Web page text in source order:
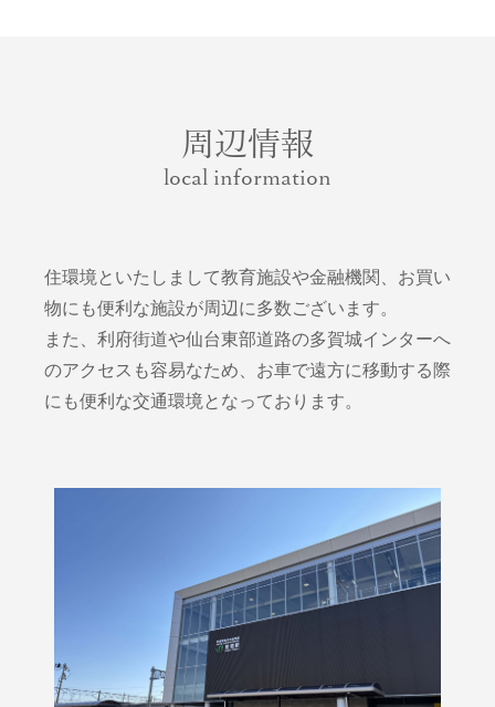
周辺情報
local information
住環境といたしまして教育施設や金融機関、お買い
物にも便利な施設が周辺に多数ございます。
また、利府街道や仙台東部道路の多賀城インターへ
のアクセスも容易なため、お車で遠方に移動する際
にも便利な交通環境となっております。